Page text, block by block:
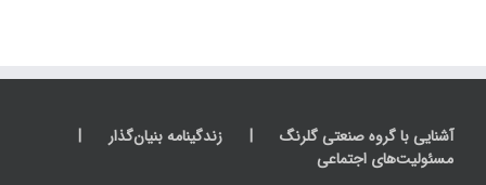
آشنایی با گروه صنعتی گلرنگ
زندگینامه بنیان‌گذار
مسئولیت‌های اجتماعی